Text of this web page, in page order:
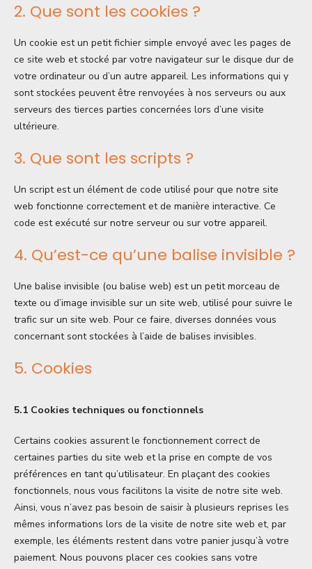
2. Que sont les cookies ?
Un cookie est un petit fichier simple envoyé avec les pages de
ce site web et stocké par votre navigateur sur le disque dur de
votre ordinateur ou d’un autre appareil. Les informations qui y
sont stockées peuvent être renvoyées à nos serveurs ou aux
serveurs des tierces parties concernées lors d’une visite
ultérieure.
3. Que sont les scripts ?
Un script est un élément de code utilisé pour que notre site
web fonctionne correctement et de manière interactive. Ce
code est exécuté sur notre serveur ou sur votre appareil.
4. Qu’est-ce qu’une balise invisible ?
Une balise invisible (ou balise web) est un petit morceau de
texte ou d’image invisible sur un site web, utilisé pour suivre le
trafic sur un site web. Pour ce faire, diverses données vous
concernant sont stockées à l’aide de balises invisibles.
5. Cookies
5.1 Cookies techniques ou fonctionnels
Certains cookies assurent le fonctionnement correct de
certaines parties du site web et la prise en compte de vos
préférences en tant qu’utilisateur. En plaçant des cookies
fonctionnels, nous vous facilitons la visite de notre site web.
Ainsi, vous n’avez pas besoin de saisir à plusieurs reprises les
mêmes informations lors de la visite de notre site web et, par
exemple, les éléments restent dans votre panier jusqu’à votre
paiement. Nous pouvons placer ces cookies sans votre